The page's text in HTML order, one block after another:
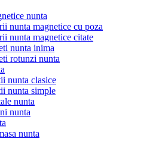
nunta
nunta magnetice cu poza
nunta magnetice citate
nunta inima
rotunzi nunta
nunta clasice
nunta simple
nunta
nunta
nunta